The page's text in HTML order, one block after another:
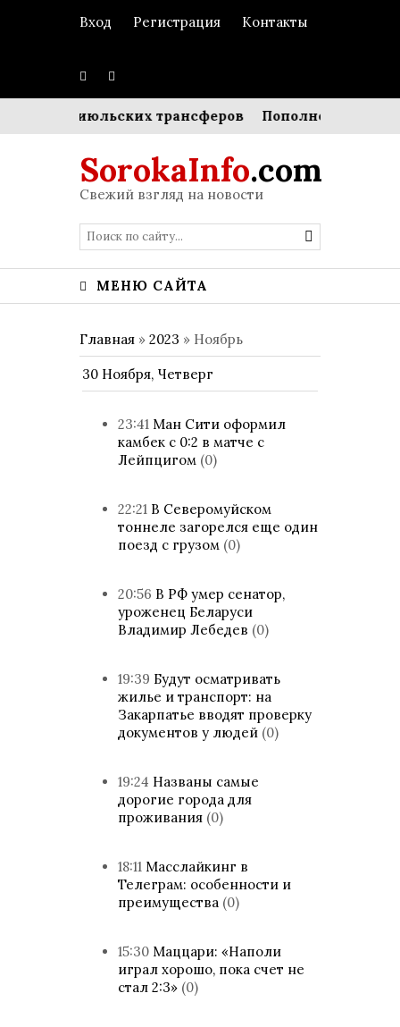
Вход Регистрация Контакты
июльских трансферов Пополнение в
SorokaInfo.com
Свежий взгляд на новости
МЕНЮ САЙТА
Главная » 2023 » Ноябрь
30 Ноября, Четверг
23:41 Ман Сити оформил
камбек с 0:2 в матче с
Лейпцигом (0)
22:21 В Северомуйском
тоннеле загорелся еще один
поезд с грузом (0)
20:56 В РФ умер сенатор,
уроженец Беларуси
Владимир Лебедев (0)
19:39 Будут осматривать
жилье и транспорт: на
Закарпатье вводят проверку
документов у людей (0)
19:24 Названы самые
дорогие города для
проживания (0)
18:11 Масслайкинг в
Телеграм: особенности и
преимущества (0)
15:30 Маццари: «Наполи
играл хорошо, пока счет не
стал 2:3» (0)